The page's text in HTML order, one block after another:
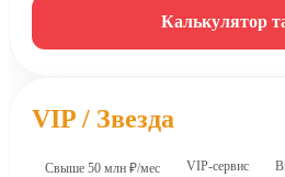
Калькулятор
VIP / Звезда
Свыше 50 млн ₽/мес VIP-сервис